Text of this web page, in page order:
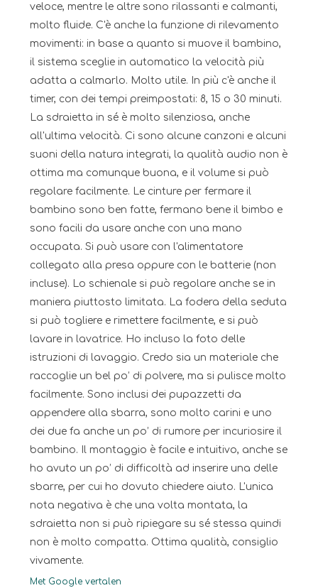
veloce, mentre le altre sono rilassanti e calmanti,
molto fluide. C'è anche la funzione di rilevamento
movimenti: in base a quanto si muove il bambino,
il sistema sceglie in automatico la velocità più
adatta a calmarlo. Molto utile. In più c'è anche il
timer, con dei tempi preimpostati: 8, 15 o 30 minuti.
La sdraietta in sé è molto silenziosa, anche
all'ultima velocità. Ci sono alcune canzoni e alcuni
suoni della natura integrati, la qualità audio non è
ottima ma comunque buona, e il volume si può
regolare facilmente. Le cinture per fermare il
bambino sono ben fatte, fermano bene il bimbo e
sono facili da usare anche con una mano
occupata. Si può usare con l'alimentatore
collegato alla presa oppure con le batterie (non
incluse). Lo schienale si può regolare anche se in
maniera piuttosto limitata. La fodera della seduta
si può togliere e rimettere facilmente, e si può
lavare in lavatrice. Ho incluso la foto delle
istruzioni di lavaggio. Credo sia un materiale che
raccoglie un bel po’ di polvere, ma si pulisce molto
facilmente. Sono inclusi dei pupazzetti da
appendere alla sbarra, sono molto carini e uno
dei due fa anche un po’ di rumore per incuriosire il
bambino. Il montaggio è facile e intuitivo, anche se
ho avuto un po’ di difficoltà ad inserire una delle
sbarre, per cui ho dovuto chiedere aiuto. L'unica
nota negativa è che una volta montata, la
sdraietta non si può ripiegare su sé stessa quindi
non è molto compatta. Ottima qualità, consiglio
vivamente.
Met Google vertalen